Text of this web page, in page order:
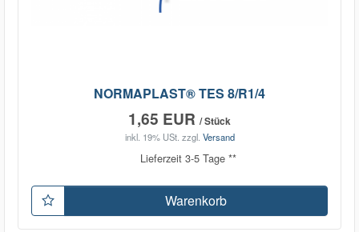
NORMAPLAST® TES 8/R1/4
1,65 EUR / Stück
inkl. 19% USt. zzgl. Versand
Lieferzeit 3-5 Tage **
Warenkorb